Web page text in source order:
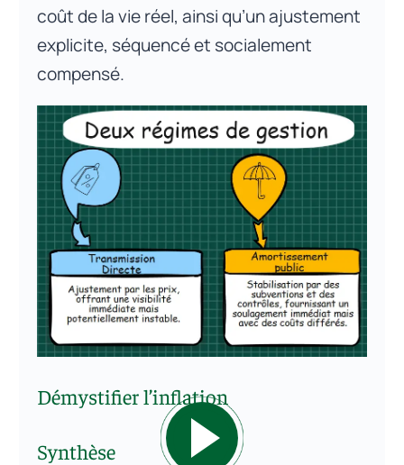
coût de la vie réel, ainsi qu’un ajustement
explicite, séquencé et socialement
compensé.
Démystifier l’inflation
Synthèse